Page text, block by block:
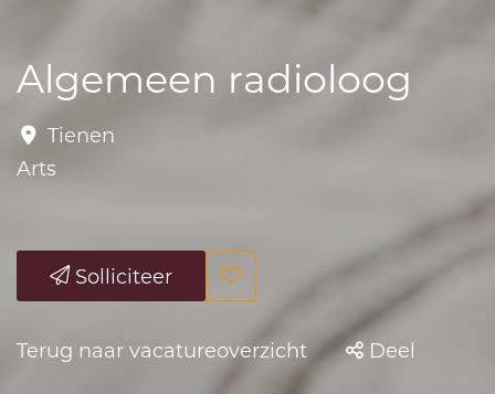
Algemeen radioloog
Tienen
Arts
Solliciteer
Terug naar vacatureoverzicht Deel